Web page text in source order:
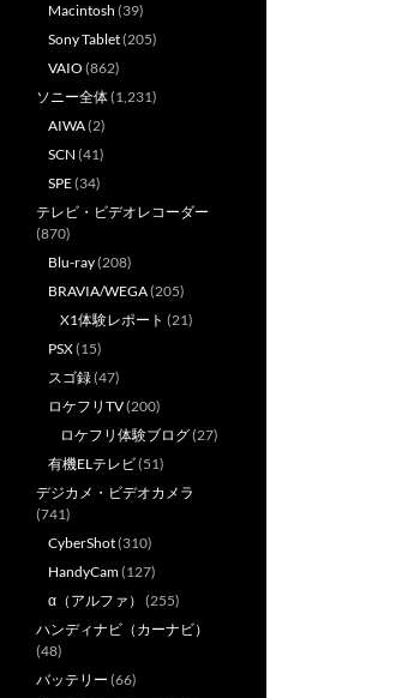
Macintosh (39)
Sony Tablet(205)
VAIO (862)
ソニー全体(1,231)
AIWA(2)
SCN (41)
SPE(34)
テレビ・ビデオレコーダー
(870)
Blu-ray(208)
BRAVIA/WEGA(205)
X1体験レポート (21)
PSX(15)
スゴ録(47)
ロケフリTV(200)
ロケフリ体験ブログ(27)
有機ELテレビ(51)
デジカメ・ビデオカメラ
(741)
CyberShot(310)
HandyCam(127)
α（アルファ） (255)
ハンディナビ（カーナビ）
(48)
バッテリー (66)